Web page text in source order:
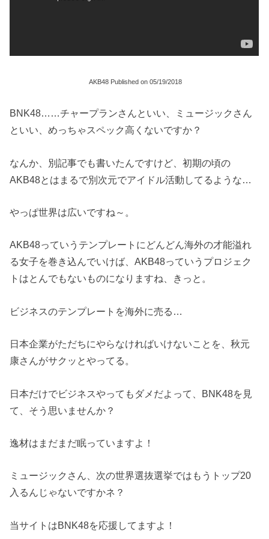
AKB48 Published on 05/19/2018
BNK48……チャープランさんといい、ミュージックさん
といい、めっちゃスペック高くないですか？
なんか、別記事でも書いたんですけど、初期の頃の
AKB48とはまるで別次元でアイドル活動してるような…
やっぱ世界は広いですね～。
AKB48っていうテンプレートにどんどん海外の才能溢れ
る女子を巻き込んでいけば、AKB48っていうプロジェク
トはとんでもないものになりますね、きっと。
ビジネスのテンプレートを海外に売る…
日本企業がただちにやらなければいけないことを、秋元
康さんがサクッとやってる。
日本だけでビジネスやってもダメだよって、BNK48を見
て、そう思いませんか？
逸材はまだまだ眠っていますよ！
ミュージックさん、次の世界選抜選挙ではもうトップ20
入るんじゃないですかネ？
当サイトはBNK48を応援してますよ！